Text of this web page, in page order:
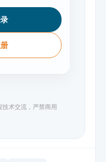
术交流，严禁商用